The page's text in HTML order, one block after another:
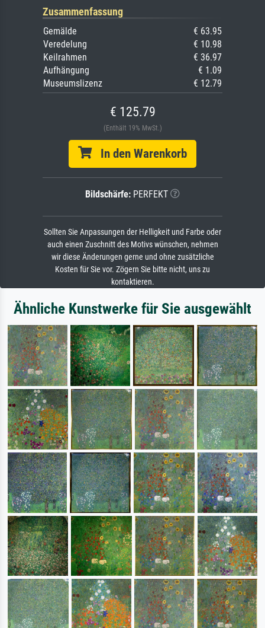
Zusammenfassung
Gemälde
€ 63.95
Veredelung
€ 10.98
Keilrahmen
€ 36.97
Aufhängung
€ 1.09
Museumslizenz
€ 12.79
€ 125.79
(Enthält 19% MwSt.)
In den Warenkorb
Bildschärfe: PERFEKT
Sollten Sie Anpassungen der Helligkeit und Farbe oder
auch einen Zuschnitt des Motivs wünschen, nehmen
wir diese Änderungen gerne und ohne zusätzliche
Kosten für Sie vor. Zögern Sie bitte nicht, uns zu
kontaktieren.
Ähnliche Kunstwerke für Sie ausgewählt